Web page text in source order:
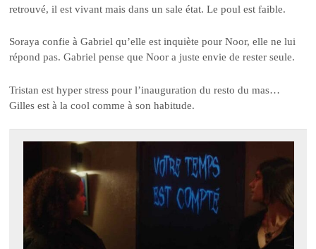
retrouvé, il est vivant mais dans un sale état. Le poul est faible.
Soraya confie à Gabriel qu’elle est inquiète pour Noor, elle ne lui
répond pas. Gabriel pense que Noor a juste envie de rester seule.
Tristan est hyper stress pour l’inauguration du resto du mas…
Gilles est à la cool comme à son habitude.